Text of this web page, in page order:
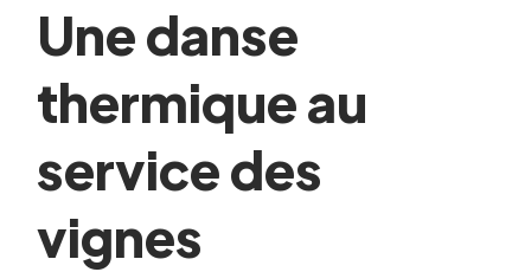
Une danse
thermique au
service des
vignes